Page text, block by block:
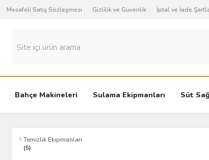
Mesafeli Satış Sözleşmesi Gizlilik ve Güvenlik İptal ve İade
Bahçe Makineleri Sulama Ekipmanları Süt
Temizlik Ekipmanları
(5)